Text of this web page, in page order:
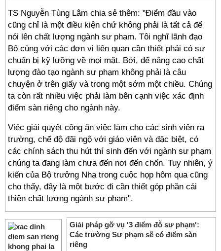
TS Nguyễn Tùng Lâm chia sẻ thêm: "Điểm đầu vào
cũng chỉ là một điều kiện chứ không phải là tất cả để
nói lên chất lượng ngành sư phạm. Tôi nghĩ lãnh đạo
Bộ cùng với các đơn vị liên quan cần thiết phải có sự
chuẩn bị kỹ lưỡng về mọi mặt. Bởi, để nâng cao chất
lượng đào tạo ngành sư phạm không phải là câu
chuyện ở trên giấy và trong một sớm một chiều. Chúng
ta còn rất nhiều việc phải làm bên cạnh việc xác định
điểm sàn riêng cho ngành này.
Việc giải quyết công ăn việc làm cho các sinh viên ra
trường, chế độ đãi ngộ với giáo viên và đặc biệt, có
các chính sách thu hút thí sinh đến với ngành sư phạm
chúng ta đang làm chưa đến nơi đến chốn. Tuy nhiên, ý
kiến của Bộ trưởng Nhạ trong cuộc họp hôm qua cũng
cho thấy, đây là một bước đi cần thiết góp phần cải
thiện chất lượng ngành sư phạm".
Giải pháp gỡ vụ '3 điểm đỗ sư phạm':
Các trường Sư phạm sẽ có điểm sàn
riêng